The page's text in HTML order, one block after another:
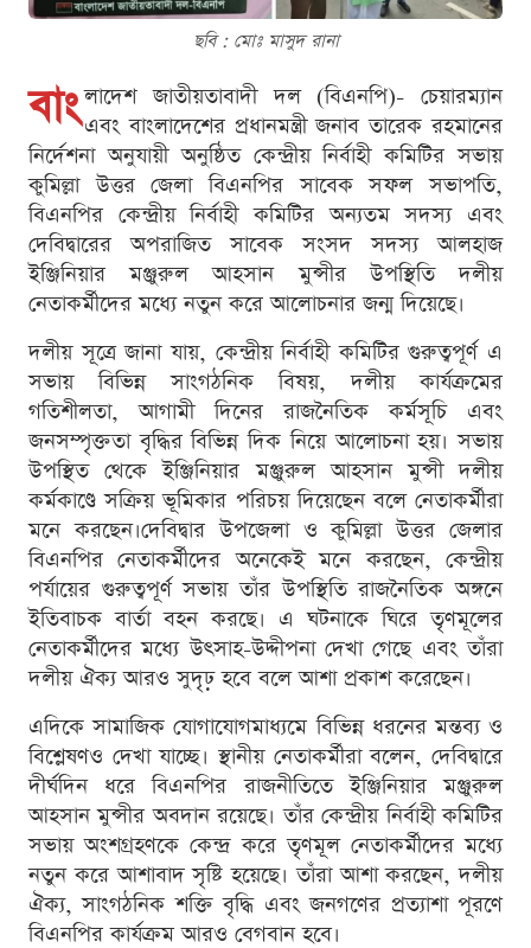
ছবি : মোঃ মাসুদ রানা
বাং লাদেশ জাতীয়তাবাদী দল (বিএনপি)- চেয়ারম্যান
এবং বাংলাদেশের প্রধানমন্ত্রী জনাব তারেক রহমানের
নির্দেশনা অনুযায়ী অনুষ্ঠিত কেন্দ্রীয় নির্বাহী কমিটির সভায়
কুমিল্লা উত্তর জেলা বিএনপির সাবেক সফল সভাপতি,
বিএনপির কেন্দ্রীয় নির্বাহী কমিটির অন্যতম সদস্য এবং
দেবিদ্বারের অপরাজিত সাবেক সংসদ সদস্য আলহাজ
ইঞ্জিনিয়ার মঞ্জুরুল আহসান মুন্সীর উপস্থিতি দলীয়
নেতাকর্মীদের মধ্যে নতুন করে আলোচনার জন্ম দিয়েছে।
দলীয় সূত্রে জানা যায়, কেন্দ্রীয় নির্বাহী কমিটির গুরুত্বপূর্ণ এ
সভায় বিভিন্ন সাংগঠনিক বিষয়, দলীয় কার্যক্রমের
গতিশীলতা, আগামী দিনের রাজনৈতিক কর্মসূচি এবং
জনসম্পৃক্ততা বৃদ্ধির বিভিন্ন দিক নিয়ে আলোচনা হয়। সভায়
উপস্থিত থেকে ইঞ্জিনিয়ার মঞ্জুরুল আহসান মুন্সী দলীয়
কর্মকাণ্ডে সক্রিয় ভূমিকার পরিচয় দিয়েছেন বলে নেতাকর্মীরা
মনে করছেন।দেবিদ্বার উপজেলা ও কুমিল্লা উত্তর জেলার
বিএনপির নেতাকর্মীদের অনেকেই মনে করছেন, কেন্দ্রীয়
পর্যায়ের গুরুত্বপূর্ণ সভায় তাঁর উপস্থিতি রাজনৈতিক অঙ্গনে
ইতিবাচক বার্তা বহন করছে। এ ঘটনাকে ঘিরে তৃণমূলের
নেতাকর্মীদের মধ্যে উৎসাহ-উদ্দীপনা দেখা গেছে এবং তাঁরা
দলীয় ঐক্য আরও সুদৃঢ় হবে বলে আশা প্রকাশ করেছেন।
এদিকে সামাজিক যোগাযোগমাধ্যমে বিভিন্ন ধরনের মন্তব্য ও
বিশ্লেষণও দেখা যাচ্ছে। স্থানীয় নেতাকর্মীরা বলেন, দেবিদ্বারে
দীর্ঘদিন ধরে বিএনপির রাজনীতিতে ইঞ্জিনিয়ার মঞ্জুরুল
আহসান মুন্সীর অবদান রয়েছে। তাঁর কেন্দ্রীয় নির্বাহী কমিটির
সভায় অংশগ্রহণকে কেন্দ্র করে তৃণমূল নেতাকর্মীদের মধ্যে
নতুন করে আশাবাদ সৃষ্টি হয়েছে। তাঁরা আশা করছেন, দলীয়
ঐক্য, সাংগঠনিক শক্তি বৃদ্ধি এবং জনগণের প্রত্যাশা পূরণে
বিএনপির কার্যক্রম আরও বেগবান হবে।